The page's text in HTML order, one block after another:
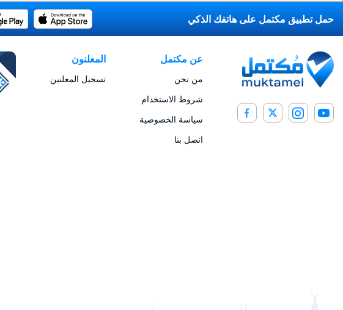
حمل تطبيق مكتمل على هاتفك الذكي
عن مكتمل
من نحن
شروط الاستخدام
سياسة الخصوصية
اتصل بنا
المعلنون
تسجيل المعلنين